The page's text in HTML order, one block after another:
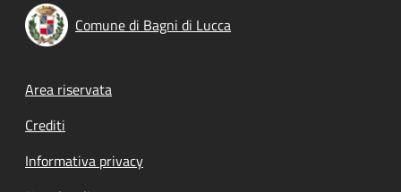
Comune di Bagni di Lucca
Footer menu
Area riservata
Crediti
Informativa privacy